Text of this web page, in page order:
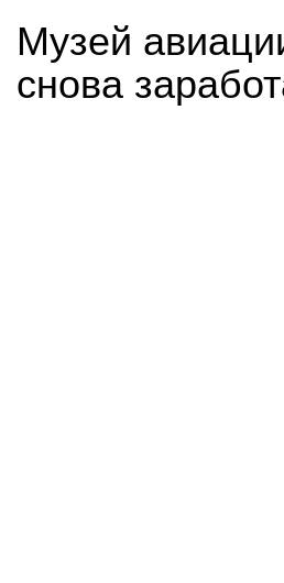
Музей
снова